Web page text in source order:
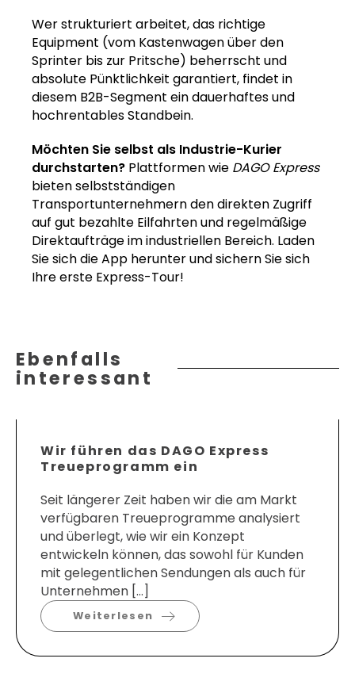
Wer strukturiert arbeitet, das richtige
Equipment (vom Kastenwagen über den
Sprinter bis zur Pritsche) beherrscht und
absolute Pünktlichkeit garantiert, findet in
diesem B2B-Segment ein dauerhaftes und
hochrentables Standbein.
Möchten Sie selbst als Industrie-Kurier
durchstarten? Plattformen wie DAGO Express
bieten selbstständigen
Transportunternehmern den direkten Zugriff
auf gut bezahlte Eilfahrten und regelmäßige
Direktaufträge im industriellen Bereich. Laden
Sie sich die App herunter und sichern Sie sich
Ihre erste Express-Tour!
Ebenfalls
interessant
Wir führen das DAGO Express
Treueprogramm ein
Seit längerer Zeit haben wir die am Markt
verfügbaren Treueprogramme analysiert
und überlegt, wie wir ein Konzept
entwickeln können, das sowohl für Kunden
mit gelegentlichen Sendungen als auch für
Unternehmen […]
Weiterlesen